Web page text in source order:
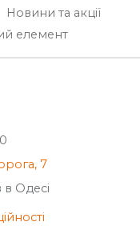
Новини та акції
елемент
7
в Одесі